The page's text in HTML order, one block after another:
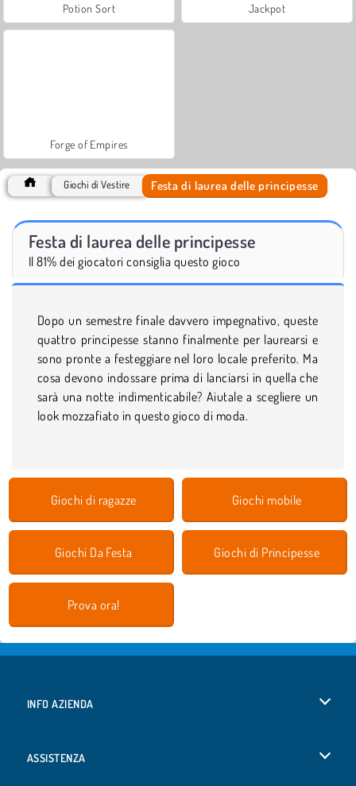
Potion Sort Jackpot
Forge of Empires
Giochi di Vestire Festa di laurea delle principesse
Festa di laurea delle principesse
Il 81% dei giocatori consiglia questo gioco
Dopo un semestre finale davvero impegnativo, queste
quattro principesse stanno finalmente per laurearsi e
sono pronte a festeggiare nel loro locale preferito. Ma
cosa devono indossare prima di lanciarsi in quella che
sarà una notte indimenticabile? Aiutale a scegliere un
look mozzafiato in questo gioco di moda.
Giochi di ragazze Giochi mobile
Giochi Da Festa Giochi di Principesse
Prova ora!
INFO AZIENDA
ASSISTENZA